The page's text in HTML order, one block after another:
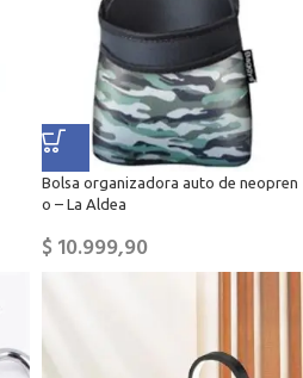
Bolsa organizadora auto de neopren
o – La Aldea
$10.999,90